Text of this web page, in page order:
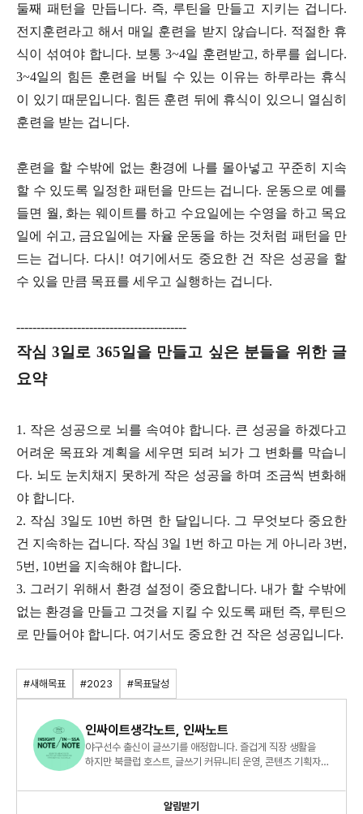
둘째 패턴을 만듭니다. 즉, 루틴을 만들고 지키는 겁니다.
전지훈련라고 해서 매일 훈련을 받지 않습니다. 적절한 휴
식이 섞여야 합니다. 보통 3~4일 훈련받고, 하루를 쉽니다.
3~4일의 힘든 훈련을 버틸 수 있는 이유는 하루라는 휴식
이 있기 때문입니다. 힘든 훈련 뒤에 휴식이 있으니 열심히
훈련을 받는 겁니다.
훈련을 할 수밖에 없는 환경에 나를 몰아넣고 꾸준히 지속
할 수 있도록 일정한 패턴을 만드는 겁니다. 운동으로 예를
들면 월, 화는 웨이트를 하고 수요일에는 수영을 하고 목요
일에 쉬고, 금요일에는 자율 운동을 하는 것처럼 패턴을 만
드는 겁니다. 다시! 여기에서도 중요한 건 작은 성공을 할
수 있을 만큼 목표를 세우고 실행하는 겁니다.
------------------------------------------
작심 3일로 365일을 만들고 싶은 분들을 위한 글
요약
1. 작은 성공으로 뇌를 속여야 합니다. 큰 성공을 하겠다고
어려운 목표와 계획을 세우면 되려 뇌가 그 변화를 막습니
다. 뇌도 눈치채지 못하게 작은 성공을 하며 조금씩 변화해
야 합니다.
2. 작심 3일도 10번 하면 한 달입니다. 그 무엇보다 중요한
건 지속하는 겁니다. 작심 3일 1번 하고 마는 게 아니라 3번,
5번, 10번을 지속해야 합니다.
3. 그러기 위해서 환경 설정이 중요합니다. 내가 할 수밖에
없는 환경을 만들고 그것을 지킬 수 있도록 패턴 즉, 루틴으
로 만들어야 합니다. 여기서도 중요한 건 작은 성공입니다.
#새해목표 #2023 #목표달성
인싸이트생각노트, 인싸노트
야구선수 출신이 글쓰기를 애정합니다. 즐겁게 직장 생활을
하지만 북클럽 호스트, 글쓰기 커뮤니티 운영, 콘텐츠 기획자
알림받기